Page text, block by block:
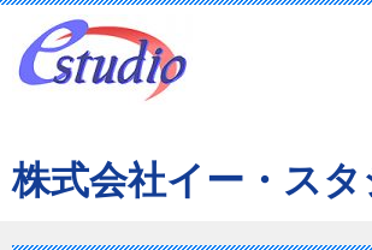
株式会社イー・スタ